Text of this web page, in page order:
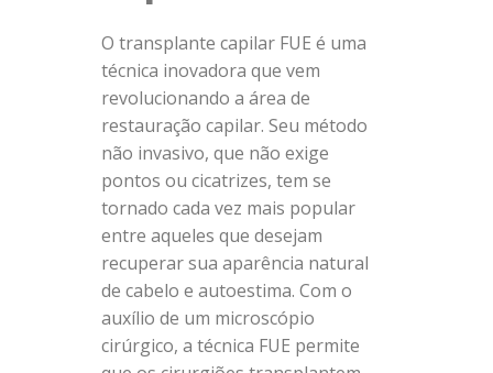
O transplante capilar FUE é uma
técnica inovadora que vem
revolucionando a área de
restauração capilar. Seu método
não invasivo, que não exige
pontos ou cicatrizes, tem se
tornado cada vez mais popular
entre aqueles que desejam
recuperar sua aparência natural
de cabelo e autoestima. Com o
auxílio de um microscópio
cirúrgico, a técnica FUE permite